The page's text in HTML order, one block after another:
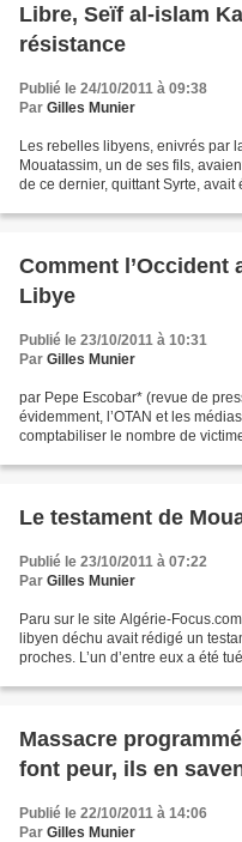
Libre, Seïf al-islam
résistance
Publié le 24/10/2011 à 09:38
Par Gilles Munier
Les rebelles libyens, enivrés par
Mouatassim, un de ses fils,
de ce dernier, quittant Syrte,
Comment l’Occident
Libye
Publié le 23/10/2011 à 10:31
Par Gilles Munier
par Pepe Escobar* (revue de
évidemment, l’OTAN et les
comptabiliser le nombre de
Le testament de
Publié le 23/10/2011 à 07:22
Par Gilles Munier
Paru sur le site Algérie-
libyen déchu avait rédigé un
proches. L’un d’entre eux a été
Massacre
font peur, ils en
Publié le 22/10/2011 à 14:06
Par Gilles Munier